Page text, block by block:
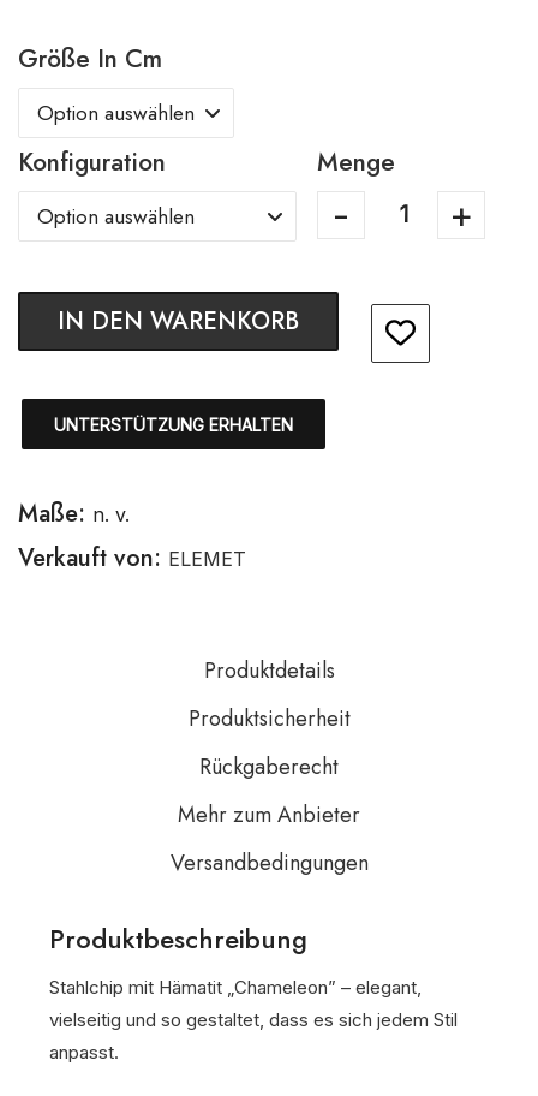
Größe In Cm
Konfiguration Menge
IN DEN WARENKORB
UNTERSTÜTZUNG ERHALTEN
Maße: n. v.
Verkauft von: ELEMET
Produktdetails
Produktsicherheit
Rückgaberecht
Mehr zum Anbieter
Versandbedingungen
Produktbeschreibung
Stahlchip mit Hämatit „Chameleon” – elegant,
vielseitig und so gestaltet, dass es sich jedem Stil
anpasst.